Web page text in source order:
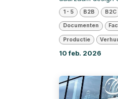
1 - 5 B2B B2C
Documenten
Productie
10 feb. 2026